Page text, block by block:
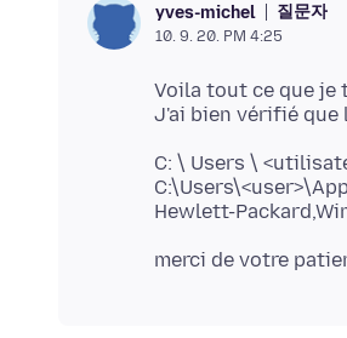
yves-michel 질문자
10. 9. 20. PM 4:25
Voila tout ce que je
C: \ Users \